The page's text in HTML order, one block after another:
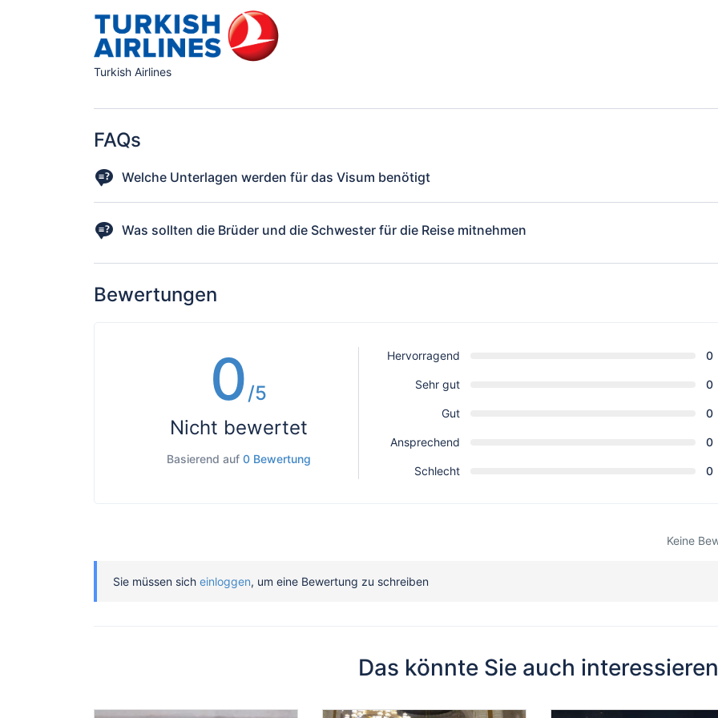
Turkish Airlines
FAQs
Welche Unterlagen werden für das Visum benötigt
Kopie der Heiratsurkunde (Bei Ehepaaren) / Deutsche Aufenthaltserlaubnis im Original
Was sollten die Brüder und die Schwester für die Reise mitnehmen
Eine Ausführliche Checkliste erhalten Sie per E-Mail direkt nach der Buchung.
Bewertungen
0/5
Nicht bewertet
Basierend auf 0 Bewertung
Hervorragend 0
Sehr gut 0
Gut 0
Ansprechend 0
Schlecht 0
Keine
Sie müssen sich einloggen, um eine Bewertung zu schreiben
Das könnte Sie auch interessieren